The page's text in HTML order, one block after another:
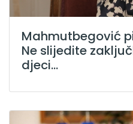
Mahmutbegović
Ne slijedite
djeci...